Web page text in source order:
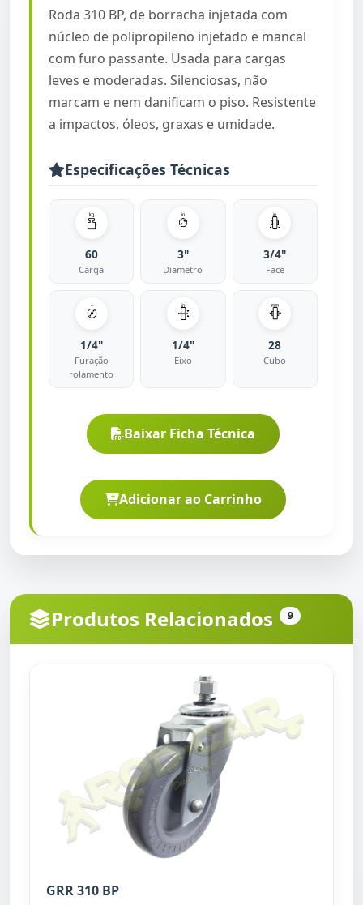
Roda 310 BP, de borracha injetada com
núcleo de polipropileno injetado e mancal
com furo passante. Usada para cargas
leves e moderadas. Silenciosas, não
marcam e nem danificam o piso. Resistente
a impactos, óleos, graxas e umidade.
Especificações Técnicas
60
Carga
3"
Diametro
3/4"
Face
1/4"
Furação
rolamento
1/4"
Eixo
28
Cubo
Baixar Ficha Técnica
Adicionar ao Carrinho
Produtos Relacionados 9
GRR 310 BP